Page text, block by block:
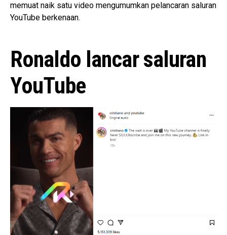
memuat naik satu video mengumumkan pelancaran saluran
YouTube berkenaan.
Ronaldo lancar saluran
YouTube